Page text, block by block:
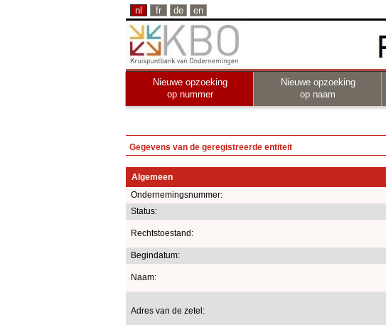
nl fr de en
Nieuwe opzoeking
op nummer
Nieuwe opzoeking
op naam
Gegevens van de geregistreerde entiteit
Algemeen
Ondernemingsnummer:
Status:
Rechtstoestand:
Begindatum:
Naam:
Adres van de zetel: